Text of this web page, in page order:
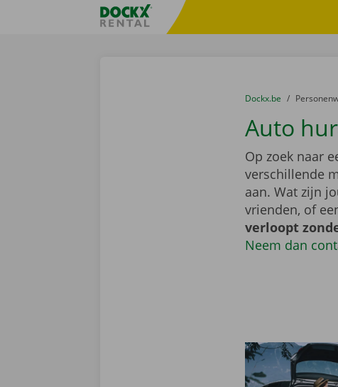
Taalselectie overslaanFratello DEMO
U bevindt zich hier:
van
Dockx.be naar
Auto
Op zoek naar
verschillende
aan. Wat zijn
vrienden, of
verloopt
Neem dan